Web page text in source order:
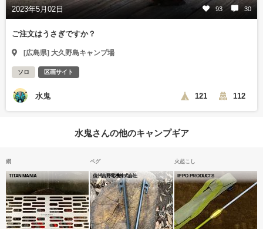
2023年5月02日 93 30
ご注文はうさぎですか？
[広島県] 大久野島キャンプ場
ソロ 区画サイト
水鬼 121 112
水鬼さんの他のキャンプギア
網
TITAN MANIA
ペグ
信州吉野電機株式会社
火起こし
IPPO PRODUCTS